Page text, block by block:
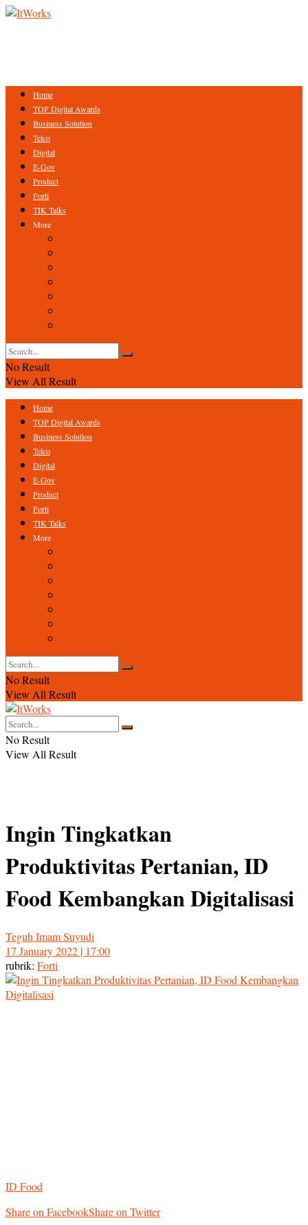
Home
TOP Digital Awards
Business Solution
Telco
Digital
E-Gov
Product
Forti
TIK Talks
More
No Result
View All Result
Home
TOP Digital Awards
Business Solution
Telco
Digital
E-Gov
Product
Forti
TIK Talks
More
No Result
View All Result
No Result
View All Result
Ingin Tingkatkan
Produktivitas Pertanian, ID
Food Kembangkan Digitalisasi
Teguh Imam Suyudi
17 January 2022 | 17:00
rubrik: Forti
ID Food
Share on FacebookShare on Twitter